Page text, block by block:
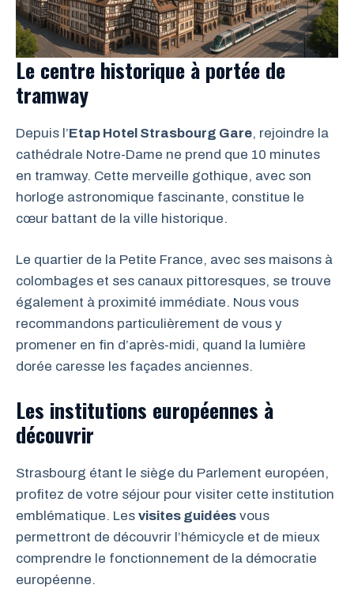
Le centre historique à portée de
tramway
Depuis l’Etap Hotel Strasbourg Gare, rejoindre la
cathédrale Notre-Dame ne prend que 10 minutes
en tramway. Cette merveille gothique, avec son
horloge astronomique fascinante, constitue le
cœur battant de la ville historique.
Le quartier de la Petite France, avec ses maisons à
colombages et ses canaux pittoresques, se trouve
également à proximité immédiate. Nous vous
recommandons particulièrement de vous y
promener en fin d’après-midi, quand la lumière
dorée caresse les façades anciennes.
Les institutions européennes à
découvrir
Strasbourg étant le siège du Parlement européen,
profitez de votre séjour pour visiter cette institution
emblématique. Les visites guidées vous
permettront de découvrir l’hémicycle et de mieux
comprendre le fonctionnement de la démocratie
européenne.